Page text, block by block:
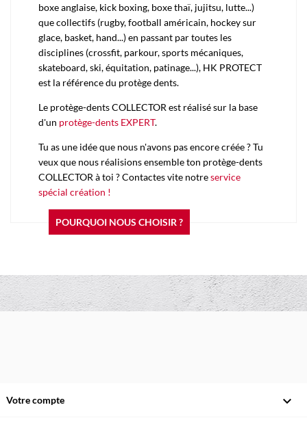
boxe anglaise, kick boxing, boxe thaï, jujitsu, lutte...)
que collectifs (rugby, football américain, hockey sur
glace, basket, hand...) en passant par toutes les
disciplines (crossfit, parkour, sports mécaniques,
skateboard, ski, équitation, patinage...), HK PROTECT
est la référence du protège dents.
Le protège-dents COLLECTOR est réalisé sur la base
d'un protège-dents EXPERT.
Tu as une idée que nous n'avons pas encore créée ? Tu
veux que nous réalisions ensemble ton protège-dents
COLLECTOR à toi ? Contactes vite notreservice
spécial création !
POURQUOI NOUS CHOISIR ?
Votre compte 